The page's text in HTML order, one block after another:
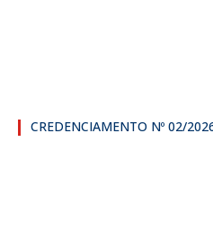
CREDENCIAMENTO Nº 02/